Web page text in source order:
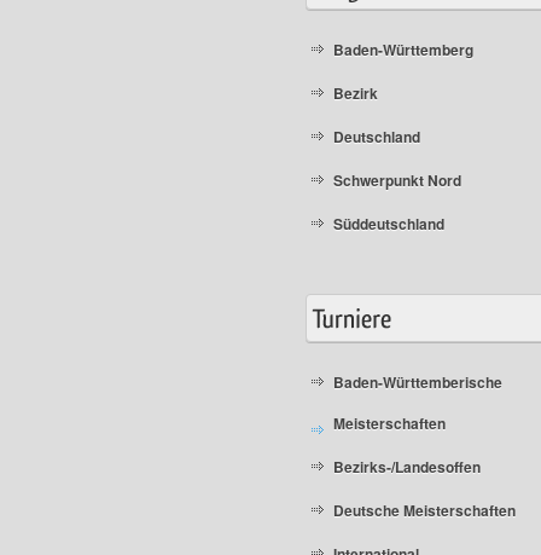
Baden-Württemberg
Bezirk
Deutschland
Schwerpunkt Nord
Süddeutschland
Baden-Württemberische
Meisterschaften
Bezirks-/Landesoffen
Deutsche Meisterschaften